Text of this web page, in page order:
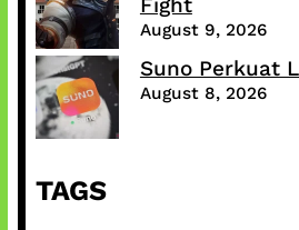
August 9, 2026
Suno Perkuat
August 8, 2026
TAGS